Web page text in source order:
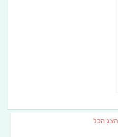
הצג הכל